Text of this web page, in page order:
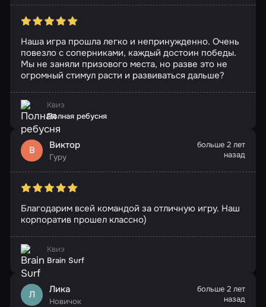
Наша игра прошла легко и непринужденно. Очень
повезло с соперниками, каждый достоин победы.
Мы не заняли призового места, но разве это не
огромный стимул расти и развиваться дальше?
Квиз
Полная ребусня
В Виктор
Гуру
больше 2 лет
назад
Благодарим всей командой за отличную игру. Наш
корпоратив прошел классно)
Квиз
Brain Surf
Л Лика
Новичок
больше 2 лет
назад